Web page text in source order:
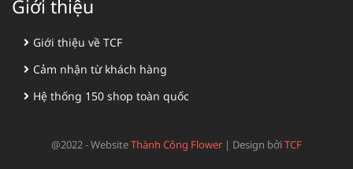
Giới thiệu
Giới thiệu về TCF
Cảm nhận từ khách hàng
Hệ thống 150 shop toàn quốc
@2022 - WebsiteThành Công Flower | Design bởiTCF